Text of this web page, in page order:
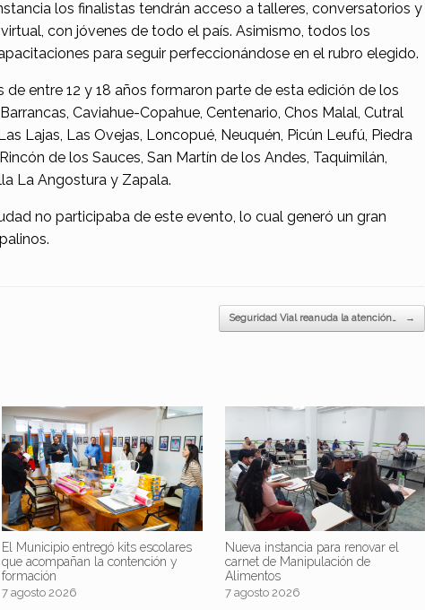
los finalistas tendrán acceso a talleres, conversatorios y
con jóvenes de todo el país. Asimismo, todos los
para seguir perfeccionándose en el rubro elegido.
de entre 12 y 18 años formaron parte de esta edición de los
Caviahue-Copahue, Centenario, Chos Malal, Cutral
Lajas, Las Ovejas, Loncopué, Neuquén, Picún Leufú, Piedra
de los Sauces, San Martín de los Andes, Taquimilán,
La Angostura y Zapala.
no participaba de este evento, lo cual generó un gran
Seguridad Vial reanuda la atención… →
El Municipio entregó kits escolares
que acompañan la contención y
formación
7 agosto 2026
Nueva instancia para renovar el
carnet de Manipulación de
Alimentos
7 agosto 2026